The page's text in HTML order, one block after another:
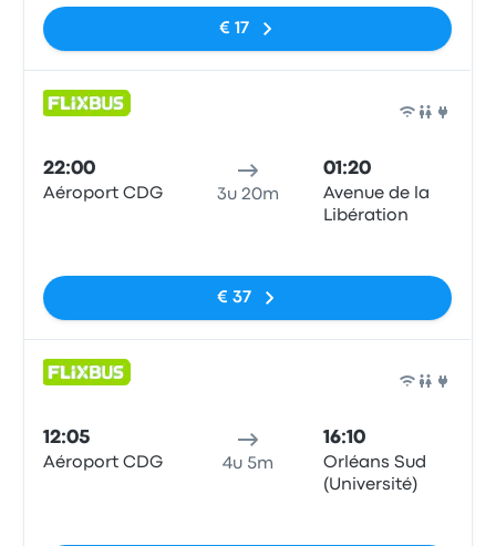
€ 17
22:00
Aéroport CDG 3u 20m
01:20
Avenue de la
Libération
€ 37
12:05
Aéroport CDG 4u 5m
16:10
Orléans Sud
(Université)